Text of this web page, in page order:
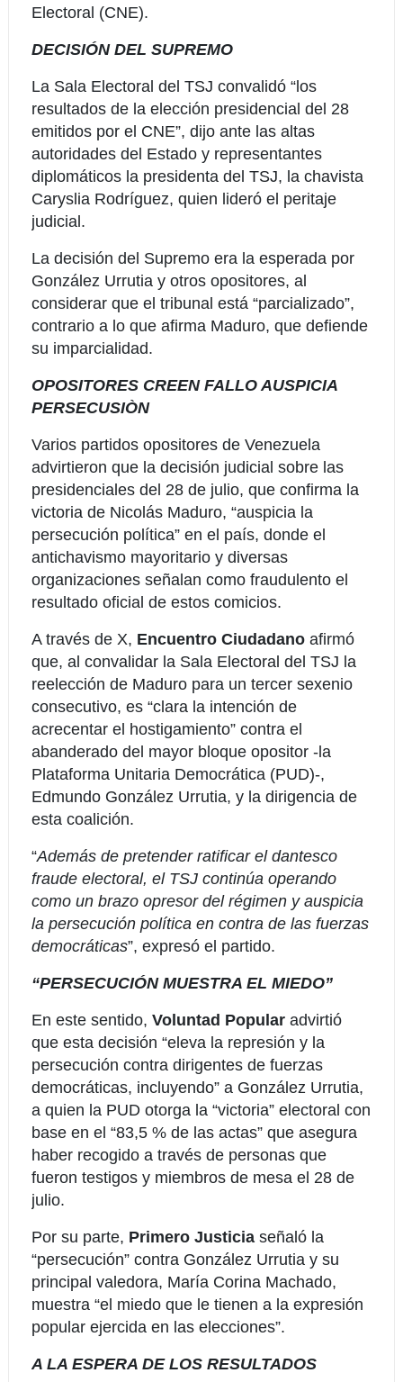
Electoral (CNE).
DECISIÓN DEL SUPREMO
La Sala Electoral del TSJ convalidó “los
resultados de la elección presidencial del 28
emitidos por el CNE”, dijo ante las altas
autoridades del Estado y representantes
diplomáticos la presidenta del TSJ, la chavista
Caryslia Rodríguez, quien lideró el peritaje
judicial.
La decisión del Supremo era la esperada por
González Urrutia y otros opositores, al
considerar que el tribunal está “parcializado”,
contrario a lo que afirma Maduro, que defiende
su imparcialidad.
OPOSITORES CREEN FALLO AUSPICIA
PERSECUSIÒN
Varios partidos opositores de Venezuela
advirtieron que la decisión judicial sobre las
presidenciales del 28 de julio, que confirma la
victoria de Nicolás Maduro, “auspicia la
persecución política” en el país, donde el
antichavismo mayoritario y diversas
organizaciones señalan como fraudulento el
resultado oficial de estos comicios.
A través de X, Encuentro Ciudadano afirmó
que, al convalidar la Sala Electoral del TSJ la
reelección de Maduro para un tercer sexenio
consecutivo, es “clara la intención de
acrecentar el hostigamiento” contra el
abanderado del mayor bloque opositor -la
Plataforma Unitaria Democrática (PUD)-,
Edmundo González Urrutia, y la dirigencia de
esta coalición.
“Además de pretender ratificar el dantesco
fraude electoral, el TSJ continúa operando
como un brazo opresor del régimen y auspicia
la persecución política en contra de las fuerzas
democráticas”, expresó el partido.
“PERSECUCIÓN MUESTRA EL MIEDO”
En este sentido, Voluntad Popularadvirtió
que esta decisión “eleva la represión y la
persecución contra dirigentes de fuerzas
democráticas, incluyendo” a González Urrutia,
a quien la PUD otorga la “victoria” electoral con
base en el “83,5 % de las actas” que asegura
haber recogido a través de personas que
fueron testigos y miembros de mesa el 28 de
julio.
Por su parte, Primero Justiciaseñaló la
“persecución” contra González Urrutia y su
principal valedora, María Corina Machado,
muestra “el miedo que le tienen a la expresión
popular ejercida en las elecciones”.
A LA ESPERA DE LOS RESULTADOS